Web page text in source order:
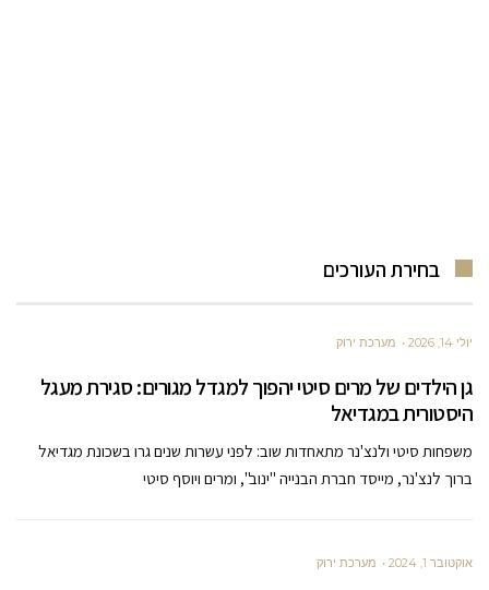
בחירת העורכים
יולי 14, 2026 מערכת ירוק
גן הילדים של מרים סיטי יהפוך למגדל מגורים: סגירת מעגל
היסטורית במגדיאל
משפחות סיטי ולנצ'נר מתאחדות שוב: לפני עשרות שנים גרו בשכונת מגדיאל
ברוך לנצ'נר, מייסד חברת הבנייה "ינוב", ומרים ויוסף סיטי
אוקטובר 1, 2024 מערכת ירוק